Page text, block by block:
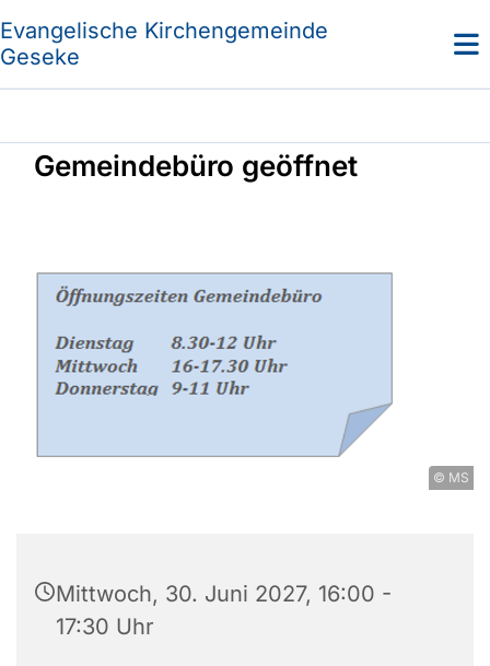
Evangelische Kirchengemeinde
Geseke
Gemeindebüro geöffnet
© MS
Mittwoch, 30. Juni 2027, 16:00 -
17:30 Uhr